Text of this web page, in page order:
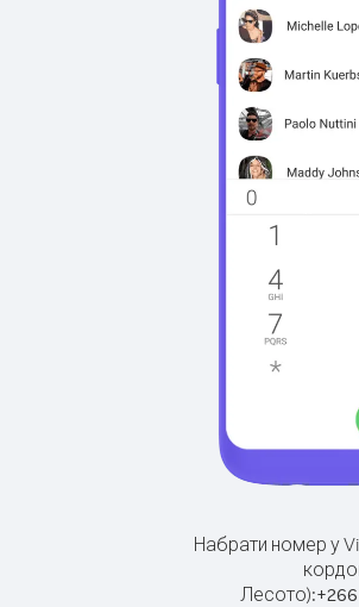
Набрати номер у
Лесото):+266